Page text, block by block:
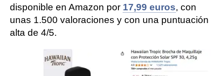
disponible en Amazon por 17,99 euros, con
unas 1.500 valoraciones y con una puntuación
alta de 4/5.